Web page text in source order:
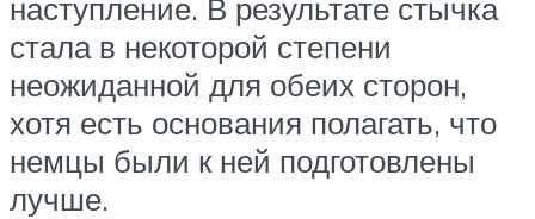
наступление. В результате стычка
стала в некоторой степени
неожиданной для обеих сторон,
хотя есть основания полагать, что
немцы были к ней подготовлены
лучше.